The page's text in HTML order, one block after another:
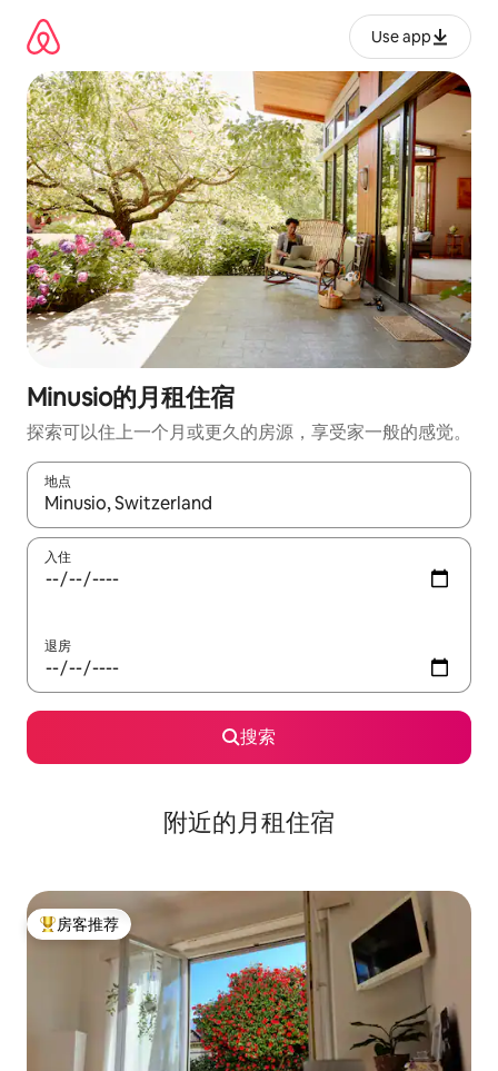
Use app
Minusio的月租住宿
探索可以住上一个月或更久的房源，享受家一般的感觉。
地点
如有搜索结果，请使用上下方向键查看，或通过点击或滑动手势
入住
退房
搜索
附近的月租住宿
热门「房客推荐」
房客推荐